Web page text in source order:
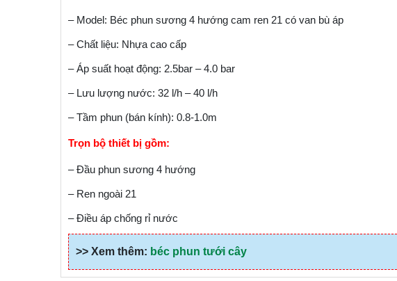
– Model: Béc phun sương 4 hướng cam ren 21 có van bù áp
– Chất liệu: Nhựa cao cấp
– Áp suất hoạt động: 2.5bar – 4.0 bar
– Lưu lượng nước: 32 l/h – 40 l/h
– Tầm phun (bán kính): 0.8-1.0m
Trọn bộ thiết bị gồm:
– Đầu phun sương 4 hướng
– Ren ngoài 21
– Điều áp chống rỉ nước
>> Xem thêm: béc phun tưới cây